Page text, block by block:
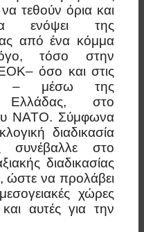
τεθούν όρια και
ενόψει της
από ένα κόμμα
τόσο στην
όσο και στις
– μέσω της
Ελλάδας, στο
ΝΑΤΟ. Σύμφωνα
διαδικασία
συνέβαλλε στο
διαδικασίας
ώστε να προλάβει
χώρες
αυτές για την